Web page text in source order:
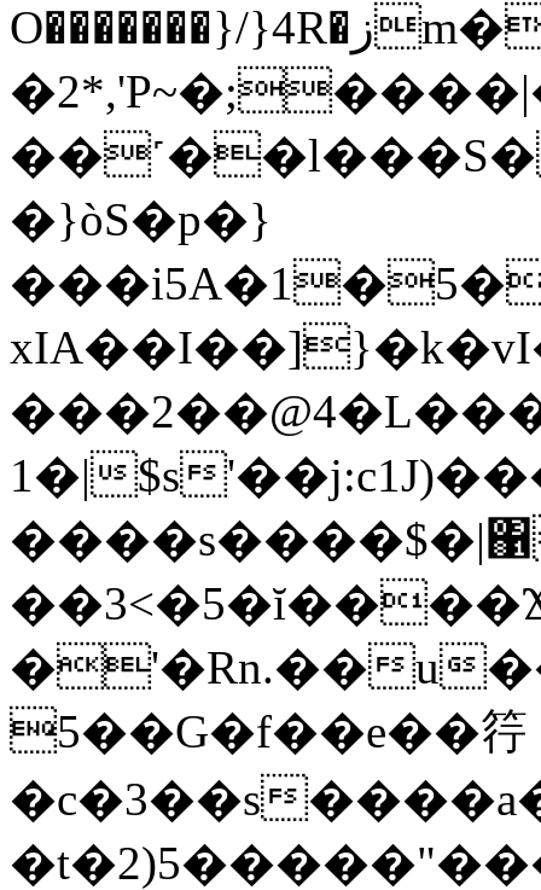
O�������}/}4R�زm�G�\�t�X
�}òS�p�}
1�|$s
�'�Rn.��u
5��G�f��e��筕
�c�3��s